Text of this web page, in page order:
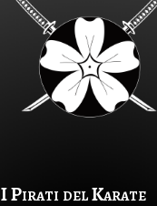
I Pirati del Karate